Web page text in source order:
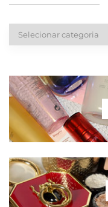
Categorias